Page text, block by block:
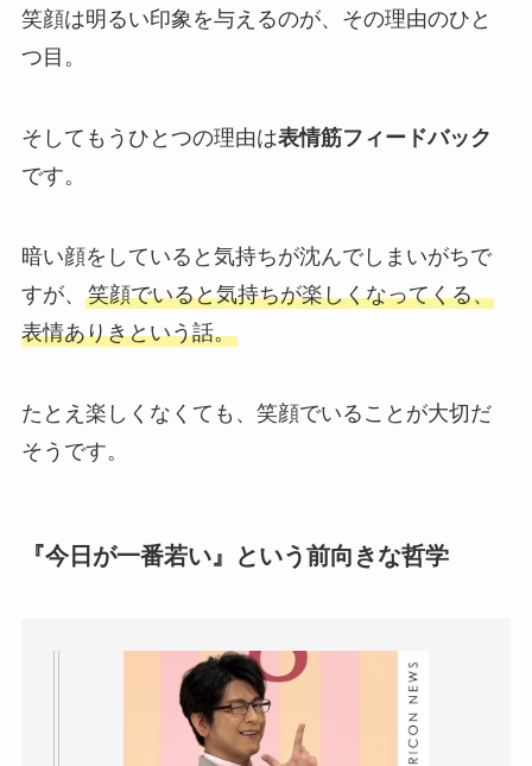
笑顔は明るい印象を与えるのが、その理由のひと
つ目。
そしてもうひとつの理由は表情筋フィードバック
です。
暗い顔をしていると気持ちが沈んでしまいがちで
すが、 笑顔でいると気持ちが楽しくなってくる、
表情ありきという話。
たとえ楽しくなくても、笑顔でいることが大切だ
そうです。
『今日が一番若い』という前向きな哲学